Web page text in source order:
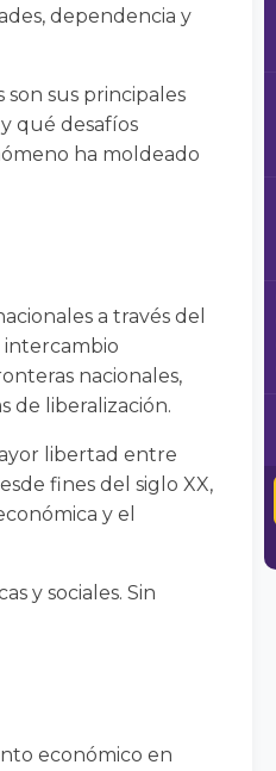
dependencia y
sus principales
qué desafíos
ha moldeado
a través del
intercambio
nacionales,
de liberalización.
libertad entre
fines del siglo XX,
y el
y sociales. Sin
económico en